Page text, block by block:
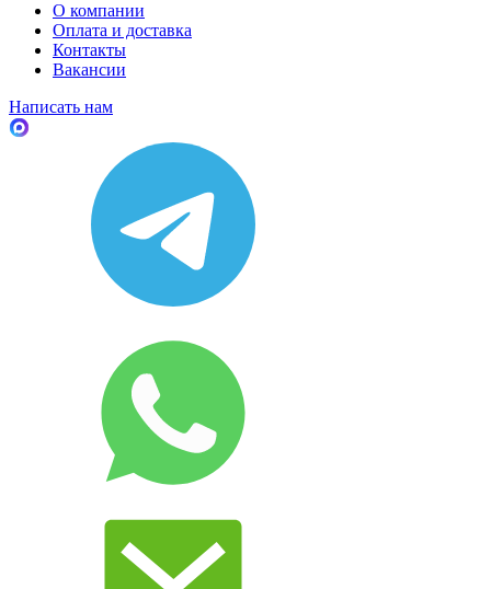
О компании
Оплата и доставка
Контакты
Вакансии
Написать нам